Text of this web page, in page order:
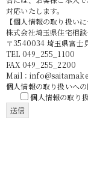
対応いたします。
【個人情報の取り扱い
株式会社埼玉県住宅相
〒3540034 埼玉県富士
TEL 049_255_1100
FAX 049_255_2200
Mail：
個人情報の取り扱いへ
個人情報の取り